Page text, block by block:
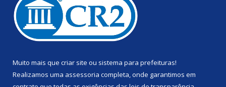
Muito mais que criar site ou sistema para prefeituras!
Realizamos uma assessoria completa, onde garantimos em